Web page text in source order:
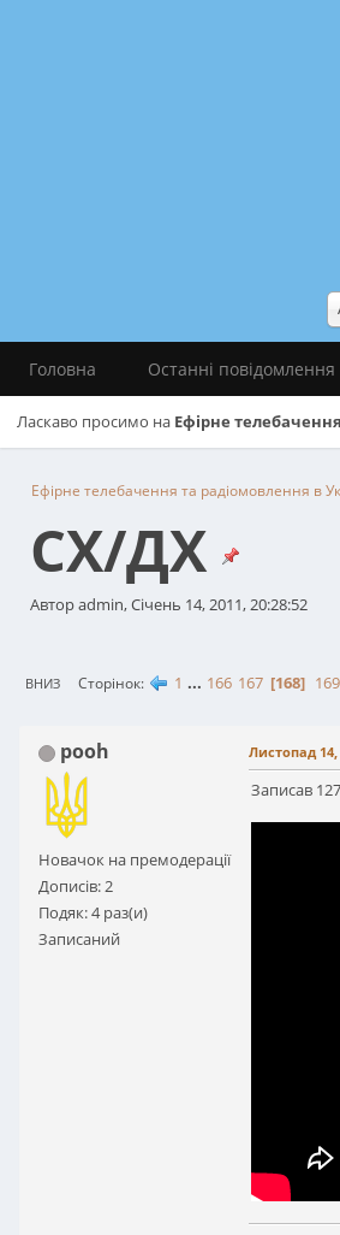
Головна Останні повідомлення
Ласкаво просимо на Ефірне
Ефірне телебачення та радіомовлення в
СХ/ДХ
Автор admin, Січень 14, 2011, 20:28:52
ВНИЗ Сторінок 1 ... 166 167 168 169
pooh
Новачок на премодерації
Дописів: 2
Подяк: 4 раз(и)
Записаний
Листопад 14,
Записав